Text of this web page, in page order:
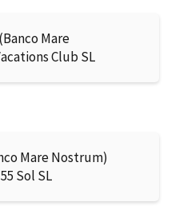
Mare
Club SL
Mare Nostrum)
Sol SL